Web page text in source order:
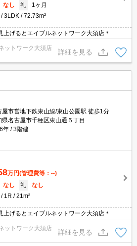
なし 礼
1ヶ月
3LDK 72.73m²
上げるとエイブルネットワーク大須店＊
ットワーク大須店
詳細を見る
屋市営地下鉄東山線/東山公園駅 徒歩1分
県名古屋市千種区東山通５丁目
年
3階建
万円(管理費等：--)
なし 礼
なし
1R 21m²
上げるとエイブルネットワーク大須店＊
ットワーク大須店
詳細を見る